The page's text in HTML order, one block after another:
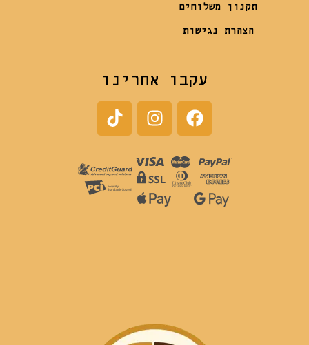
תקנון משלוחים
הצהרת נגישות
עקבו אחרינו